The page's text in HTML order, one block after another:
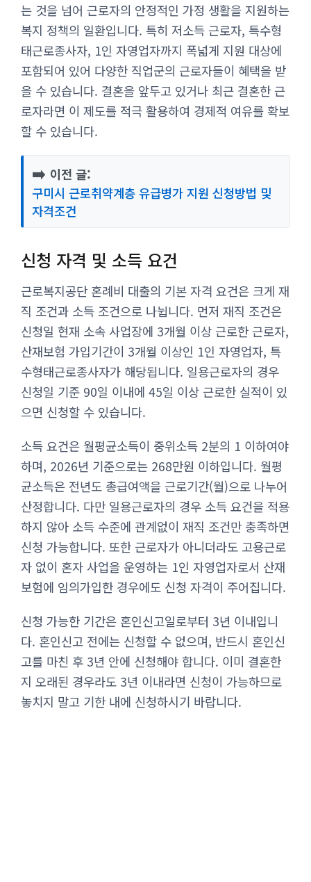
는 것을 넘어 근로자의 안정적인 가정 생활을 지원하는
복지 정책의 일환입니다. 특히 저소득 근로자, 특수형
태근로종사자, 1인 자영업자까지 폭넓게 지원 대상에
포함되어 있어 다양한 직업군의 근로자들이 혜택을 받
을 수 있습니다. 결혼을 앞두고 있거나 최근 결혼한 근
로자라면 이 제도를 적극 활용하여 경제적 여유를 확보
할 수 있습니다.
➡️ 이전 글:
구미시 근로취약계층 유급병가 지원 신청방법 및
자격조건
신청 자격 및 소득 요건
근로복지공단 혼례비 대출의 기본 자격 요건은 크게 재
직 조건과 소득 조건으로 나뉩니다. 먼저 재직 조건은
신청일 현재 소속 사업장에 3개월 이상 근로한 근로자,
산재보험 가입기간이 3개월 이상인 1인 자영업자, 특
수형태근로종사자가 해당됩니다. 일용근로자의 경우
신청일 기준 90일 이내에 45일 이상 근로한 실적이 있
으면 신청할 수 있습니다.
소득 요건은 월평균소득이 중위소득 2분의 1 이하여야
하며, 2026년 기준으로는 268만원 이하입니다. 월평
균소득은 전년도 총급여액을 근로기간(월)으로 나누어
산정합니다. 다만 일용근로자의 경우 소득 요건을 적용
하지 않아 소득 수준에 관계없이 재직 조건만 충족하면
신청 가능합니다. 또한 근로자가 아니더라도 고용근로
자 없이 혼자 사업을 운영하는 1인 자영업자로서 산재
보험에 임의가입한 경우에도 신청 자격이 주어집니다.
신청 가능한 기간은 혼인신고일로부터 3년 이내입니
다. 혼인신고 전에는 신청할 수 없으며, 반드시 혼인신
고를 마친 후 3년 안에 신청해야 합니다. 이미 결혼한
지 오래된 경우라도 3년 이내라면 신청이 가능하므로
놓치지 말고 기한 내에 신청하시기 바랍니다.